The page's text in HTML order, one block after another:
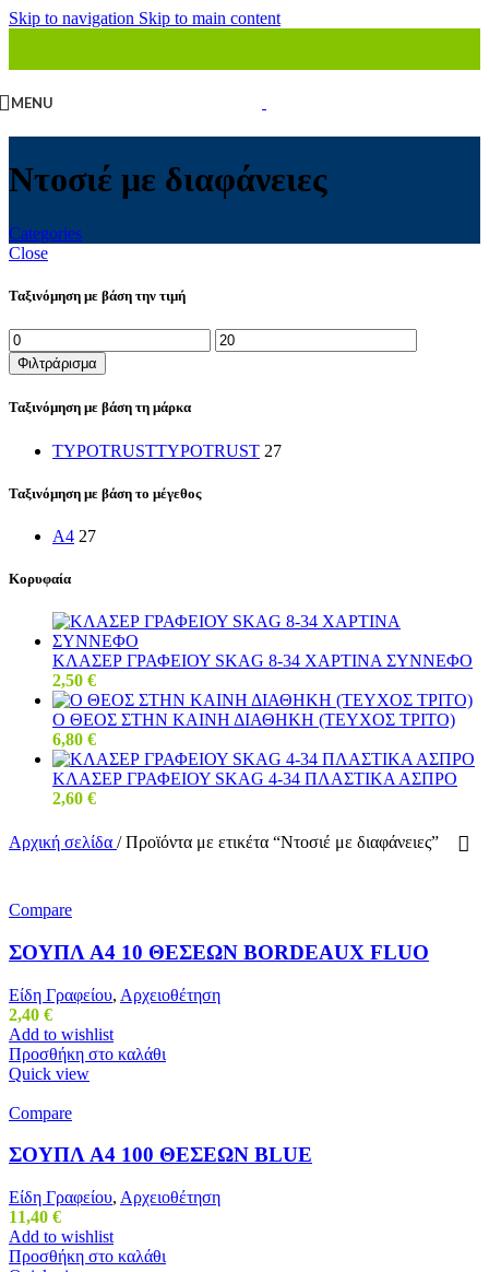
Skip to navigation Skip to main content
MENU
Ντοσιέ με διαφάνειες
Categories
Close
Ταξινόμηση με βάση την τιμή
Ελάχιστη
τιμή
Μέγιστη
τιμή
Φιλτράρισμα
Ταξινόμηση με βάση τη μάρκα
TYPOTRUSTTYPOTRUST 27
Ταξινόμηση με βάση το μέγεθος
A4 27
Κορυφαία
ΚΛΑΣΕΡ ΓΡΑΦΕΙΟΥ SKAG 8-34 ΧΑΡΤΙΝΑ ΣΥΝΝΕΦΟ
2,50 €
Ο ΘΕΟΣ ΣΤΗΝ ΚΑΙΝΗ ΔΙΑΘΗΚΗ (ΤΕΥΧΟΣ ΤΡΙΤΟ)
6,80 €
ΚΛΑΣΕΡ ΓΡΑΦΕΙΟΥ SKAG 4-34 ΠΛΑΣΤΙΚΑ ΑΣΠΡΟ
2,60 €
Αρχική σελίδα / Προϊόντα με ετικέτα “Ντοσιέ με διαφάνειες”
Compare
ΣΟΥΠΛ Α4 10 ΘΕΣΕΩΝ BORDEAUX FLUO
Είδη Γραφείου, Αρχειοθέτηση
2,40 €
Add to wishlist
Προσθήκη στο καλάθι
Quick view
Compare
ΣΟΥΠΛ Α4 100 ΘΕΣΕΩΝ BLUE
Είδη Γραφείου, Αρχειοθέτηση
11,40 €
Add to wishlist
Προσθήκη στο καλάθι